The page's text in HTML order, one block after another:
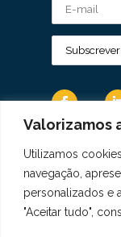
Valorizamos
Utilizamos
navegação,
personalizados e
"Aceitar tudo",
Os Dados
com a
Geral sobre
Copyright ©